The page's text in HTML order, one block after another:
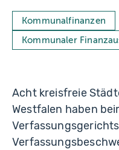
Kommunalfinanzen
Kommunaler
Acht kreisfreie
Westfalen haben